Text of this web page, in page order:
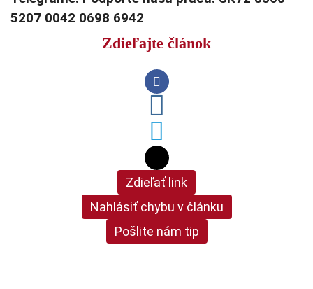
5207 0042 0698 6942
Zdieľajte článok
Zdieľať link
Nahlásiť chybu v článku
Pošlite nám tip